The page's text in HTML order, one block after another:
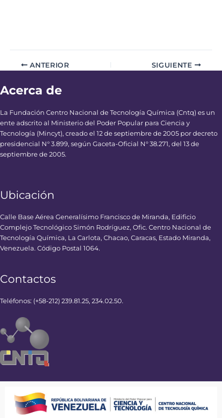
ANTERIOR SIGUIENTE
Acerca de
La Fundación Centro Nacional de Tecnología Química (Cntq) es un
ente adscrito al Ministerio del Poder Popular para Ciencia y
Tecnología (Mincyt), creado el 12 de septiembre de 2005 por decreto
presidencial N° 3.899, según Gaceta-Oficial N° 38.271, del 13 de
septiembre de 2005.
Ubicación
Calle Base Aérea Generalísimo Francisco de Miranda, Edificio
Complejo Tecnológico Simón Rodríguez, Ofic. Centro Nacional de
Tecnología Química, La Carlota, Chacao, Caracas, Estado Miranda,
Venezuela. Código Postal 1064.
Contactos
Teléfonos: (+58-212) 239.81.25, 234.02.50.